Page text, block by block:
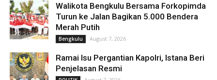
Walikota Bengkulu Bersama Forkopimda
Turun ke Jalan Bagikan 5.000 Bendera
Merah Putih
Bengkulu August 7, 2026
Ramai Isu Pergantian Kapolri, Istana Beri
Penjelasan Resmi